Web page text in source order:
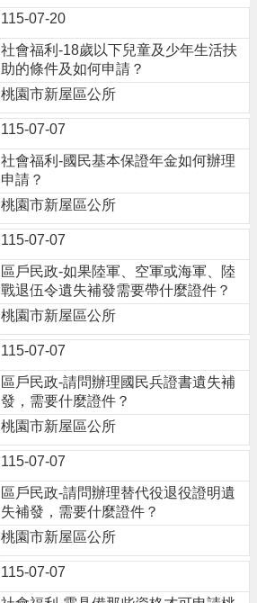
115-07-20
社會福利-18歲以下兒童及少年生活扶
助的條件及如何申請？
桃園市新屋區公所
115-07-07
社會福利-國民基本保證年金如何辦理
申請？
桃園市新屋區公所
115-07-07
區戶民政-如果陸軍、空軍或海軍、陸
戰退伍令遺失補發需要帶什麼證件？
桃園市新屋區公所
115-07-07
區戶民政-請問辦理國民兵證書遺失補
發，需要什麼證件？
桃園市新屋區公所
115-07-07
區戶民政-請問辦理替代役退役證明遺
失補發，需要什麼證件？
桃園市新屋區公所
115-07-07